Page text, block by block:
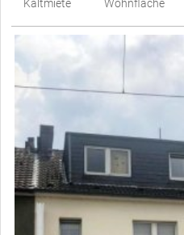
Kaltmiete
Wohnfläche